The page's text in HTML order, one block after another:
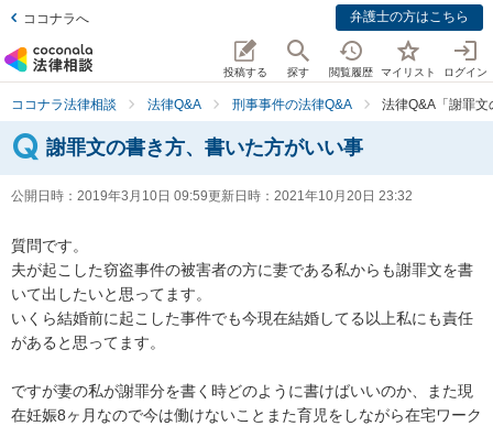
ココナラへ 弁護士の方はこちら
投稿する 探す 閲覧履歴 マイリスト ログイン
ココナラ法律相談 法律Q&A 刑事事件の法律Q&A 法律Q&A「謝罪
謝罪文の書き方、書いた方がいい事
公開日時： 2019年3月10日 09:59更新日時： 2021年10月20日 23:32
質問です。
夫が起こした窃盗事件の被害者の方に妻である私からも謝罪文を書
いて出したいと思ってます。
いくら結婚前に起こした事件でも今現在結婚してる以上私にも責任
があると思ってます。
ですが妻の私が謝罪分を書く時どのように書けばいいのか、また現
在妊娠8ヶ月なので今は働けないことまた育児をしながら在宅ワーク